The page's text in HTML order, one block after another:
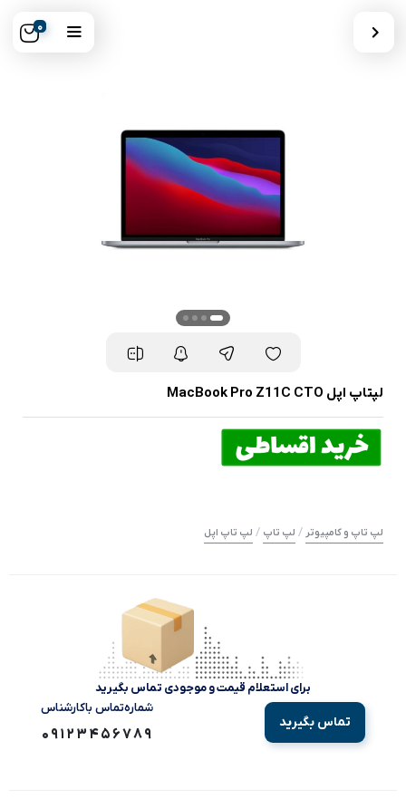
0
لپتاپ اپل MacBook Pro Z11C CTO
لپ تاپ و کامپیوتر / لپ تاپ / لپ تاپ اپل
برای استعلام قیمت و موجودی تماس بگیرید
تماس بگیرید
شماره‌تماس‌ با‌کارشناس
09123456789